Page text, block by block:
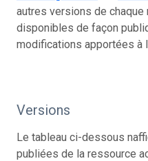
autres versions de
disponibles de façon
modifications apportées à
Versions
Le tableau ci-dessous
publiées de la ressource